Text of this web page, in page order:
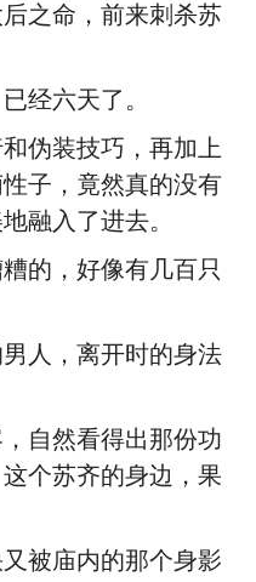
之命，前来刺杀苏
经六天了。
伪装技巧，再加上
子，竟然真的没有
融入了进去。
的，好像有几百只
人，离开时的身法
自然看得出那份功
个苏齐的身边，果
被庙内的那个身影